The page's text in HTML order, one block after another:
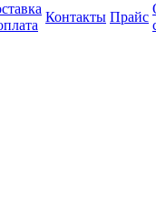
Контакты Прайс